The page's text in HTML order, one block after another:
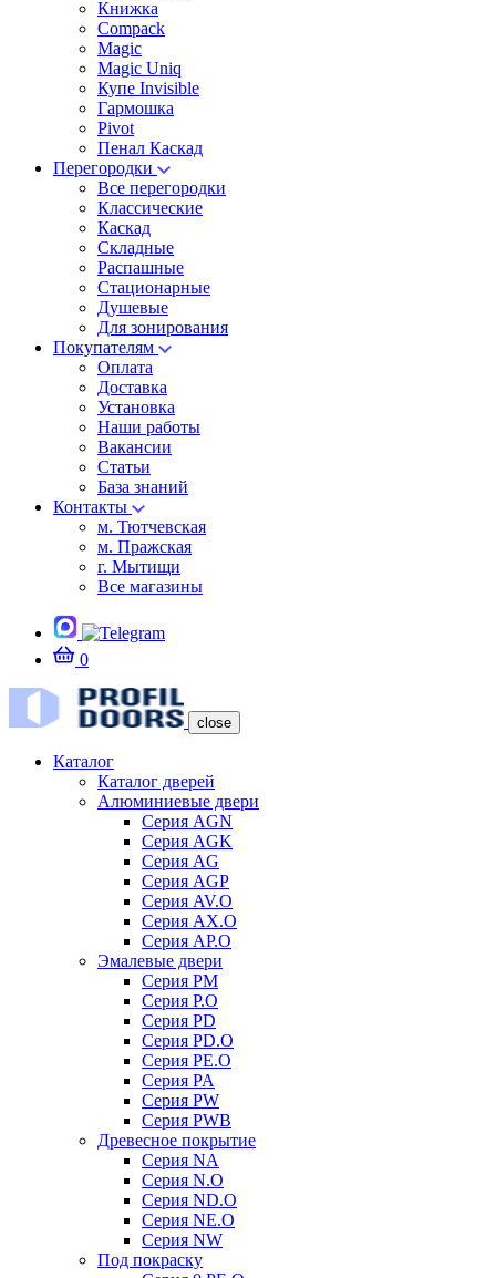
Книжка
Compack
Magic
Magic Uniq
Купе Invisible
Гармошка
Pivot
Пенал Каскад
Перегородки
Все перегородки
Классические
Каскад
Складные
Распашные
Стационарные
Душевые
Для зонирования
Покупателям
Оплата
Доставка
Установка
Наши работы
Вакансии
Статьи
База знаний
Контакты
м. Тютчевская
м. Пражская
г. Мытищи
Все магазины
0
close
Каталог
Каталог дверей
Алюминиевые двери
Серия AGN
Серия AGK
Серия AG
Серия AGP
Серия AV.O
Серия AX.O
Серия AP.O
Эмалевые двери
Серия PM
Серия P.O
Серия PD
Серия PD.O
Серия PE.O
Серия PA
Серия PW
Серия PWB
Древесное покрытие
Серия NA
Серия N.O
Серия ND.O
Серия NE.O
Серия NW
Под покраску